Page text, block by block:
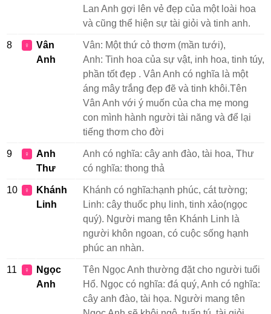
Lan Anh gợi lên vẻ đẹp của một loài hoa
và cũng thể hiện sự tài giỏi và tinh anh.
8 ♀
Vân
Anh
Vân: Một thứ cỏ thơm (mần tưới),
Anh: Tinh hoa của sự vật, inh hoa, tinh túy,
phần tốt đẹp . Vân Anh có nghĩa là một
áng mây trắng đẹp đẽ và tinh khôi.Tên
Vân Anh với ý muốn của cha mẹ mong
con mình hành người tài năng và để lại
tiếng thơm cho đời
9 ♀
Anh
Thư
Anh có nghĩa: cây anh đào, tài hoa, Thư
có nghĩa: thong thả
10 ♀
Khánh
Linh
Khánh có nghĩa:hạnh phúc, cát tường;
Linh: cây thuốc phụ linh, tinh xảo(ngọc
quý). Người mang tên Khánh Linh là
người khôn ngoan, có cuộc sống hạnh
phúc an nhàn.
11 ♀
Ngọc
Anh
Tên Ngọc Anh thường đặt cho người tuổi
Hổ. Ngọc có nghĩa: đá quý, Anh có nghĩa:
cây anh đào, tài họa. Người mang tên